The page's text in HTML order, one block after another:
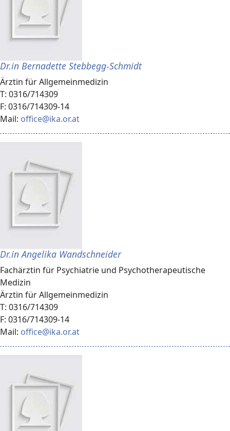
Dr.in Bernadette Stebbegg-Schmidt
Ärztin für Allgemeinmedizin
T: 0316/714309
F: 0316/714309-14
Mail: office@ika.or.at
Dr.in Angelika Wandschneider
Fachärztin für Psychiatrie und Psychotherapeutische
Medizin
Ärztin für Allgemeinmedizin
T: 0316/714309
F: 0316/714309-14
Mail: office@ika.or.at